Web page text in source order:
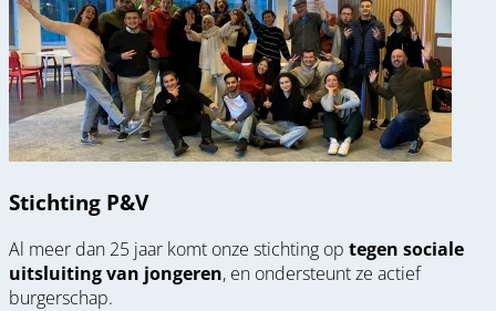
Stichting P&V
Al meer dan 25 jaar komt onze stichting op tegen sociale
uitsluiting van jongeren, en ondersteunt ze actief
burgerschap.